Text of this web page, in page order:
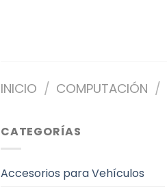
INICIO / COMPUTACIÓN /
CATEGORÍAS
Accesorios para Vehículos